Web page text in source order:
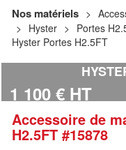
Nos matériels
Hyster
Portes
Hyster Portes H2.5FT
1 100 € HT
Accessoire de
H2.5FT #15878